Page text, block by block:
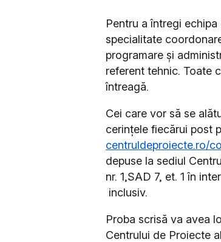
Pentru a întregi
specialitate
programare și
referent tehnic. Toate
întreagă.
Cei care vor să se
cerințele fiecărui post
centruldeproiecte.ro/
depuse la sediul
nr. 1,SAD 7, et. 1 în
inclusiv.
Proba scrisă va avea
Centrului de Proiecte